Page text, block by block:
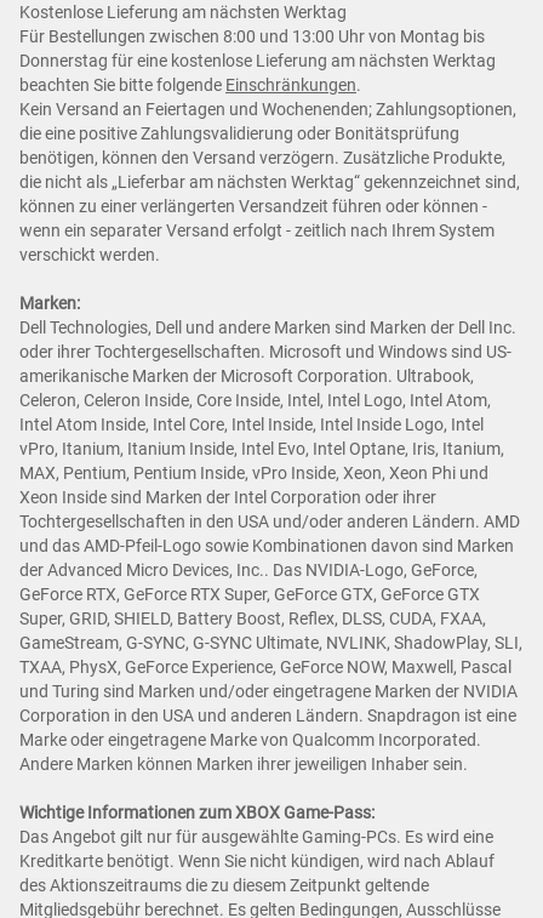
Kostenlose Lieferung am nächsten Werktag
Für Bestellungen zwischen 8:00 und 13:00 Uhr von Montag bis
Donnerstag für eine kostenlose Lieferung am nächsten Werktag
beachten Sie bitte folgende Einschränkungen.
Kein Versand an Feiertagen und Wochenenden; Zahlungsoptionen,
die eine positive Zahlungsvalidierung oder Bonitätsprüfung
benötigen, können den Versand verzögern. Zusätzliche Produkte,
die nicht als „Lieferbar am nächsten Werktag“ gekennzeichnet sind,
können zu einer verlängerten Versandzeit führen oder können -
wenn ein separater Versand erfolgt - zeitlich nach Ihrem System
verschickt werden.
Marken:
Dell Technologies, Dell und andere Marken sind Marken der Dell Inc.
oder ihrer Tochtergesellschaften. Microsoft und Windows sind US-
amerikanische Marken der Microsoft Corporation. Ultrabook,
Celeron, Celeron Inside, Core Inside, Intel, Intel Logo, Intel Atom,
Intel Atom Inside, Intel Core, Intel Inside, Intel Inside Logo, Intel
vPro, Itanium, Itanium Inside, Intel Evo, Intel Optane, Iris, Itanium,
MAX, Pentium, Pentium Inside, vPro Inside, Xeon, Xeon Phi und
Xeon Inside sind Marken der Intel Corporation oder ihrer
Tochtergesellschaften in den USA und/oder anderen Ländern. AMD
und das AMD-Pfeil-Logo sowie Kombinationen davon sind Marken
der Advanced Micro Devices, Inc.. Das NVIDIA-Logo, GeForce,
GeForce RTX, GeForce RTX Super, GeForce GTX, GeForce GTX
Super, GRID, SHIELD, Battery Boost, Reflex, DLSS, CUDA, FXAA,
GameStream, G-SYNC, G-SYNC Ultimate, NVLINK, ShadowPlay, SLI,
TXAA, PhysX, GeForce Experience, GeForce NOW, Maxwell, Pascal
und Turing sind Marken und/oder eingetragene Marken der NVIDIA
Corporation in den USA und anderen Ländern. Snapdragon ist eine
Marke oder eingetragene Marke von Qualcomm Incorporated.
Andere Marken können Marken ihrer jeweiligen Inhaber sein.
Wichtige Informationen zum XBOX Game-Pass:
Das Angebot gilt nur für ausgewählte Gaming-PCs. Es wird eine
Kreditkarte benötigt. Wenn Sie nicht kündigen, wird nach Ablauf
des Aktionszeitraums die zu diesem Zeitpunkt geltende
Mitgliedsgebühr berechnet. Es gelten Bedingungen, Ausschlüsse